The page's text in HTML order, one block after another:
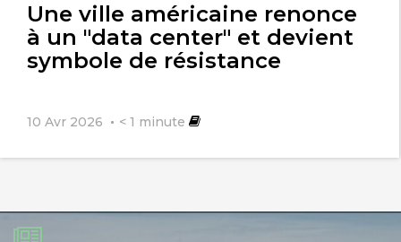
Une ville américaine renonce
à un "data center" et devient
symbole de résistance
10 Avr 2026 < 1 minute